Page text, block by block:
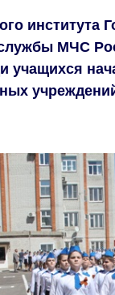
института
МЧС
учащихся